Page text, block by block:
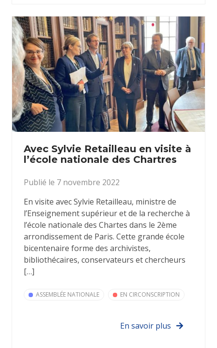
Avec Sylvie Retailleau en visite à
l’école nationale des Chartres
Publié le 7 novembre 2022
En visite avec Sylvie Retailleau, ministre de
l’Enseignement supérieur et de la recherche à
l’école nationale des Chartes dans le 2ème
arrondissement de Paris. Cette grande école
bicentenaire forme des archivistes,
bibliothécaires, conservateurs et chercheurs
[…]
ASSEMBLÉE NATIONALE EN CIRCONSCRIPTION
En savoir plus